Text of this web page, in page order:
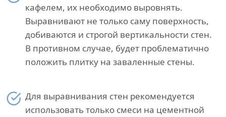
кафелем, их необходимо выровнять.
Выравнивают не только саму поверхность,
добиваются и строгой вертикальности стен.
В противном случае, будет проблематично
положить плитку на заваленные стены.
Для выравнивания стен рекомендуется
использовать только смеси на цементной